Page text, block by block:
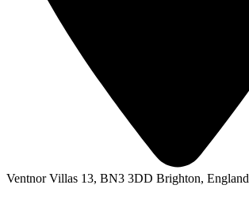
Ventnor Villas 13, BN3 3DD Brighton, England